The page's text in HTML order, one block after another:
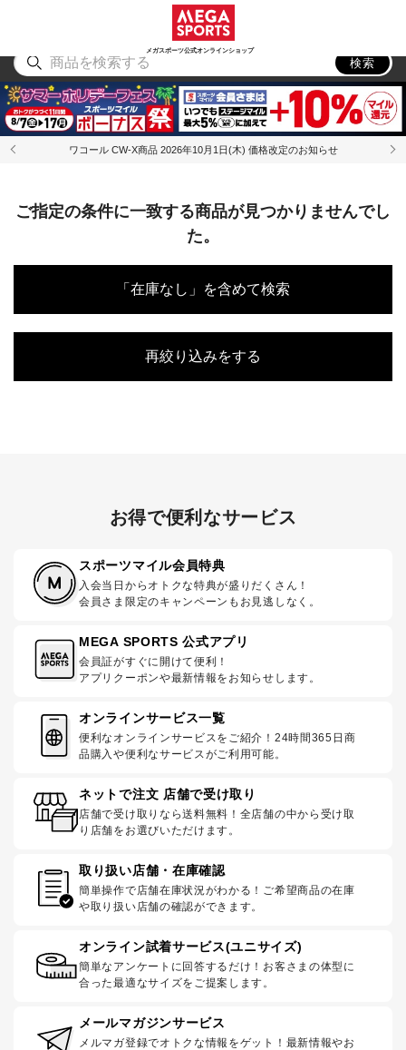
メガスポーツ公式オンラインショップ
アウトドア
検索
ワコール CW-X商品 2026年10月1日(木) 価格改定のお知らせ
ご指定の条件に一致する商品が見つかりませんでし
た。
「在庫なし」を含めて検索
再絞り込みをする
お得で便利なサービス
スポーツマイル会員特典
入会当日からオトクな特典が盛りだくさん！
会員さま限定のキャンペーンもお見逃しなく。
MEGA SPORTS 公式アプリ
会員証がすぐに開けて便利！
アプリクーポンや最新情報をお知らせします。
オンラインサービス一覧
便利なオンラインサービスをご紹介！24時間365日商
品購入や便利なサービスがご利用可能。
ネットで注文 店舗で受け取り
店舗で受け取りなら送料無料！全店舗の中から受け取
り店舗をお選びいただけます。
取り扱い店舗・在庫確認
簡単操作で店舗在庫状況がわかる！ご希望商品の在庫
や取り扱い店舗の確認ができます。
オンライン試着サービス(ユニサイズ)
簡単なアンケートに回答するだけ！お客さまの体型に
合った最適なサイズをご提案します。
メールマガジンサービス
メルマガ登録でオトクな情報をゲット！最新情報やお